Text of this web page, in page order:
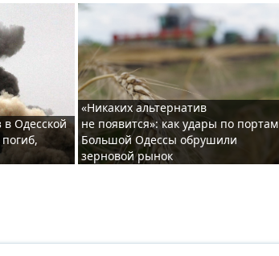
в Одесской
«Никаких альтернатив
не появится»: как удары по портам
Большой Одессы обрушили
зерновой рынок